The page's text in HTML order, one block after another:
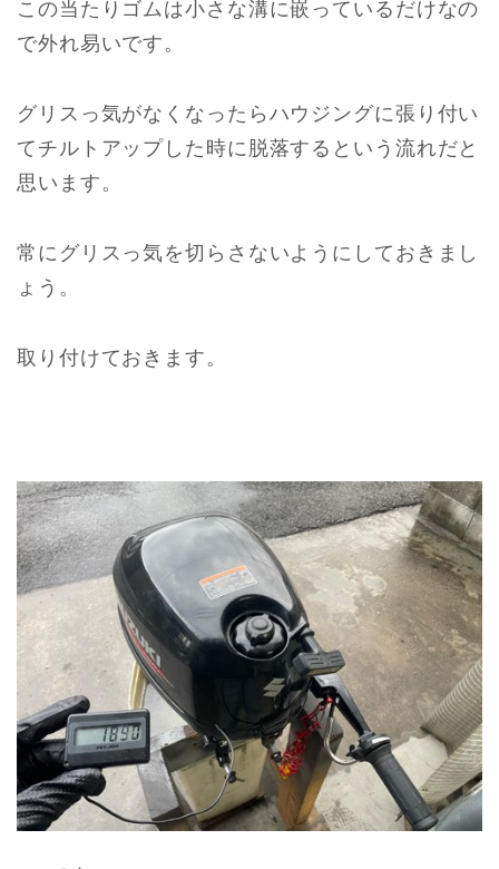
この当たりゴムは小さな溝に嵌っているだけなの
で外れ易いです。
グリスっ気がなくなったらハウジングに張り付い
てチルトアップした時に脱落するという流れだと
思います。
常にグリスっ気を切らさないようにしておきまし
ょう。
取り付けておきます。